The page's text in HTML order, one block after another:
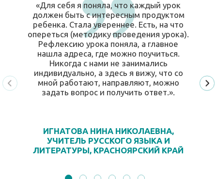
«Для себя я поняла, что каждый урок
должен быть с интересным продуктом
ребенка. Стала увереннее. Есть, на что
опереться (методику проведения урока).
Рефлексию урока поняла, а главное
нашла адреса, где можно поучиться.
Никогда с нами не занимались
индивидуально, а здесь я вижу, что со
мной работают, направляют, можно
задать вопрос и получить ответ.».
ИГНАТОВА НИНА НИКОЛАЕВНА,
УЧИТЕЛЬ РУССКОГО ЯЗЫКА И
ЛИТЕРАТУРЫ, КРАСНОЯРСКИЙ КРАЙ